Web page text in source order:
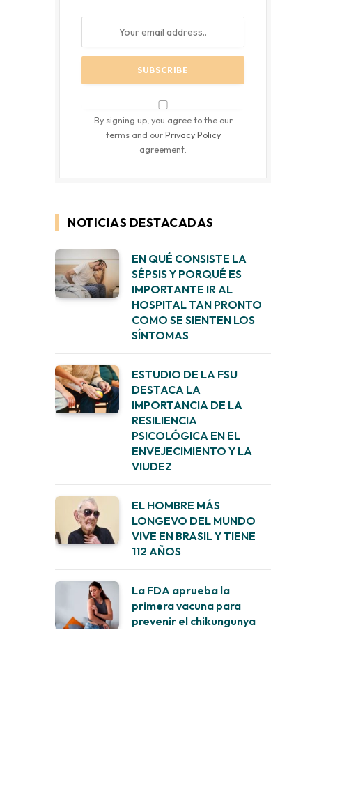
By signing up, you agree to the our
terms and ourPrivacy Policy
agreement.
NOTICIAS DESTACADAS
EN QUÉ CONSISTE LA
SÉPSIS Y PORQUÉ ES
IMPORTANTE IR AL
HOSPITAL TAN PRONTO
COMO SE SIENTEN LOS
SÍNTOMAS
ESTUDIO DE LA FSU
DESTACA LA
IMPORTANCIA DE LA
RESILIENCIA
PSICOLÓGICA EN EL
ENVEJECIMIENTO Y LA
VIUDEZ
EL HOMBRE MÁS
LONGEVO DEL MUNDO
VIVE EN BRASIL Y TIENE
112 AÑOS
La FDA aprueba la
primera vacuna para
prevenir el chikungunya